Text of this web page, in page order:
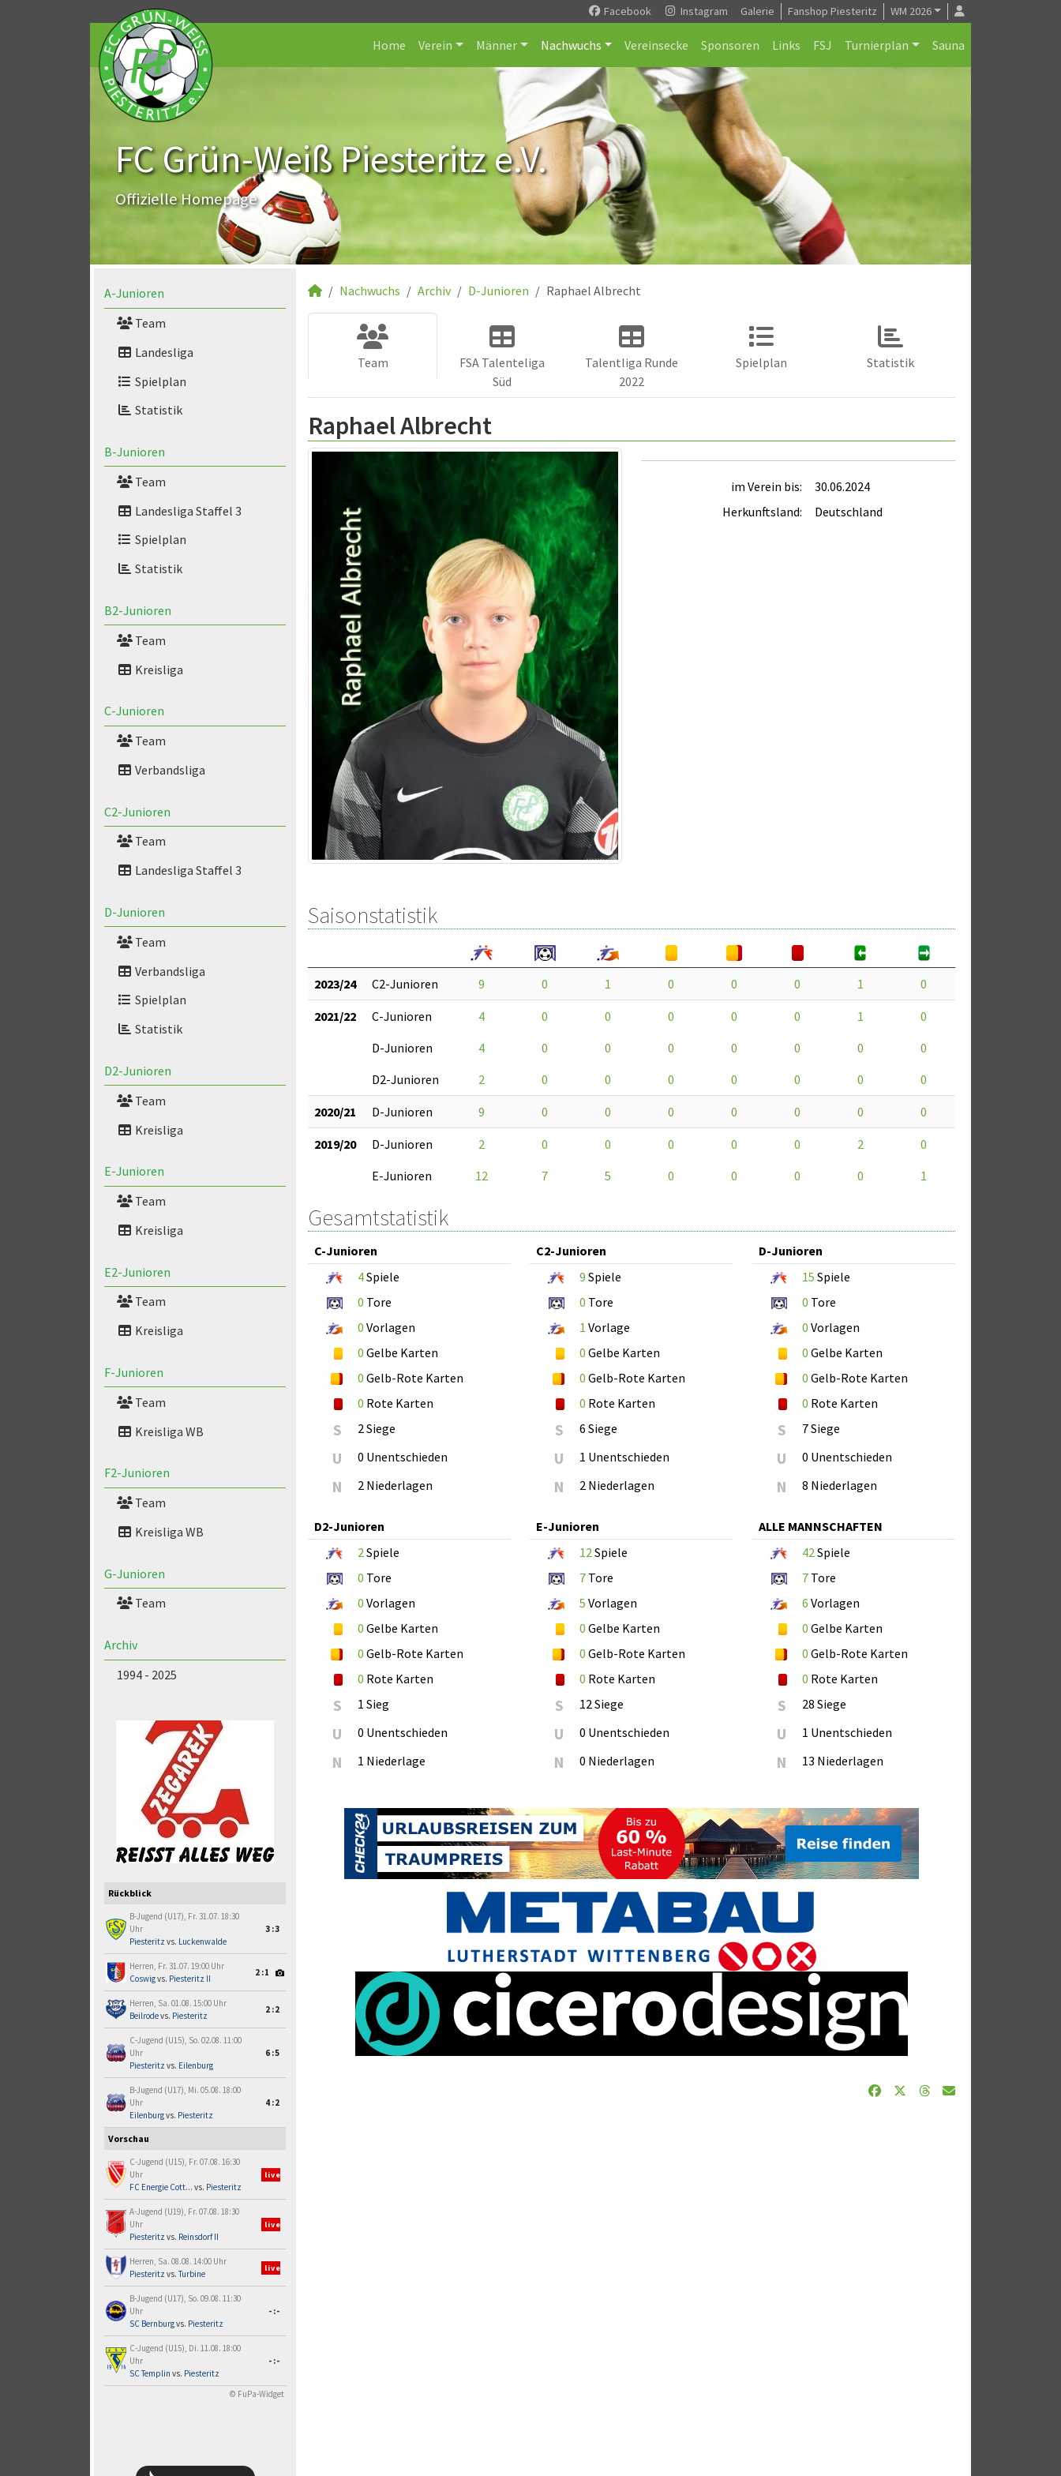
Facebook Instagram Galerie Fanshop Piesteritz WM 2026
Home Verein Männer Nachwuchs Vereinsecke Sponsoren Links FSJ Turnierplan Sauna
FC Grün-Weiß Piesteritz e.V.
Offizielle Homepage
A-Junioren
Team
Landesliga
Spielplan
Statistik
B-Junioren
Team
Landesliga Staffel 3
Spielplan
Statistik
B2-Junioren
Team
Kreisliga
C-Junioren
Team
Verbandsliga
C2-Junioren
Team
Landesliga Staffel 3
D-Junioren
Team
Verbandsliga
Spielplan
Statistik
D2-Junioren
Team
Kreisliga
E-Junioren
Team
Kreisliga
E2-Junioren
Team
Kreisliga
F-Junioren
Team
Kreisliga WB
F2-Junioren
Team
Kreisliga WB
G-Junioren
Team
Archiv
1994 - 2025
Rückblick
B-Jugend (U17), Fr. 31.07. 18:30
Uhr
Piesteritz vs. Luckenwalde
3:3
Herren, Fr. 31.07. 19:00 Uhr
Coswigvs. Piesteritz II
2:1
Herren, Sa. 01.08. 15:00 Uhr
Beilrodevs. Piesteritz
2:2
C-Jugend (U15), So. 02.08. 11:00
Uhr
Piesteritz vs. Eilenburg
6:5
B-Jugend (U17), Mi. 05.08. 18:00
Uhr
Eilenburgvs. Piesteritz
4:2
Vorschau
C-Jugend (U15), Fr. 07.08. 16:30
Uhr
FC Energie Cott... vs. Piesteritz
live
A-Jugend (U19), Fr. 07.08. 18:30
Uhr
Piesteritz vs. Reinsdorf II
live
Herren, Sa. 08.08. 14:00 Uhr
Piesteritz vs.Turbine
live
B-Jugend (U17), So. 09.08. 11:30
Uhr
SC Bernburgvs. Piesteritz
-:-
C-Jugend (U15), Di. 11.08. 18:00
Uhr
SC Templin vs. Piesteritz
-:-
© FuPa-Widget
Nachwuchs Archiv D-Junioren Raphael Albrecht
Team
FSA Talenteliga
Süd
Talentliga Runde
2022
Spielplan Statistik
Raphael Albrecht
im Verein bis:
30.06.2024
Herkunftsland:
Deutschland
Saisonstatistik
2023/24 C2-Junioren 9 0 1 0 0 0 1 0
2021/22 C-Junioren 4 0 0 0 0 0 1
0
D-Junioren
4 0 0 0 0 0 0
0
D2-Junioren
2 0 0 0 0 0 0 0
2020/21 D-Junioren 9 0 0 0 0 0 0 0
2019/20 D-Junioren 2 0 0 0 0 0 2
0
E-Junioren
12 7 5 0 0 0 0 1
Gesamtstatistik
C-Junioren
4Spiele
0 Tore
0 Vorlagen
0 Gelbe Karten
0 Gelb-Rote Karten
0 Rote Karten
S 2 Siege
U 0 Unentschieden
N 2 Niederlagen
C2-Junioren
9 Spiele
0 Tore
1 Vorlage
0 Gelbe Karten
0 Gelb-Rote Karten
0 Rote Karten
S 6 Siege
U 1 Unentschieden
N 2 Niederlagen
D-Junioren
15 Spiele
0 Tore
0 Vorlagen
0 Gelbe Karten
0 Gelb-Rote Karten
0 Rote Karten
S 7 Siege
U 0 Unentschieden
N 8 Niederlagen
D2-Junioren
2 Spiele
0 Tore
0 Vorlagen
0 Gelbe Karten
0 Gelb-Rote Karten
0 Rote Karten
S 1 Sieg
U 0 Unentschieden
N 1 Niederlage
E-Junioren
12 Spiele
7 Tore
5 Vorlagen
0 Gelbe Karten
0 Gelb-Rote Karten
0 Rote Karten
S 12 Siege
U 0 Unentschieden
N 0 Niederlagen
ALLE MANNSCHAFTEN
42 Spiele
7Tore
6 Vorlagen
0 Gelbe Karten
0 Gelb-Rote Karten
0 Rote Karten
S 28 Siege
U 1 Unentschieden
N 13 Niederlagen